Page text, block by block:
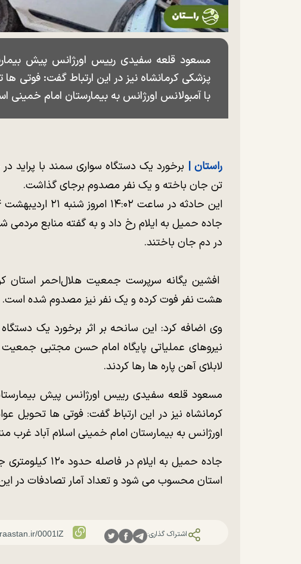
مسعود قلعه سفیدی رییس اورژانس پیش
پزشکی کرمانشاه نیز در این ارتباط گفت: فوتی
با آمبولانس اورژانس به بیمارستان امام خمینی
راستان | برخورد یک دستگاه سواری سمند با پراید
تن جان باخته و یک نفر مصدوم برجای گذاشت.
جاده حمیل به ایلام رخ داد و به گفته منابع
در دم جان باختند.
افشین یگانه سرپرست جمعیت هلال‌احمر استان
هشت نفر فوت کرده و یک نفر نیز مصدوم شده است.
وی اضافه کرد: این سانحه بر اثر برخورد یک
نیروهای عملیاتی پایگاه امام حسن مجتبی جمعیت
لابلای آهن پاره ها رها کردند.
مسعود قلعه سفیدی رییس اورژانس پیش
کرمانشاه نیز در این ارتباط گفت: فوتی ها تحویل
اورژانس به بیمارستان امام خمینی اسلام آباد غرب
جاده حمیل به
استان محسوب می شود و تعداد آمار تصادفات در این
اشتراک گذاری: